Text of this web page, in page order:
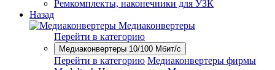
Ремкомплекты, наконечники для УЗК
Назад
Медиаконвертеры
Перейти в категорию
Медиаконвертеры 10/100 Мбит/с
Перейти в категорию Медиаконвертеры фирмы